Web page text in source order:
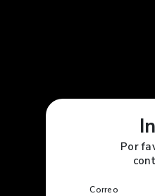
Por
Correo